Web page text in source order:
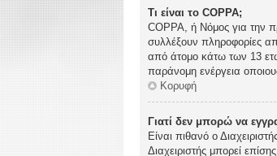
Τι είναι το COPPA;
COPPA, ή Νόμος για την
συλλέξουν πληροφορίες
από άτομο κάτω των 13
παράνομη ενέργεια
Κορυφή
Γιατί δεν μπορώ να
Είναι πιθανό ο
Διαχειριστής μπορεί